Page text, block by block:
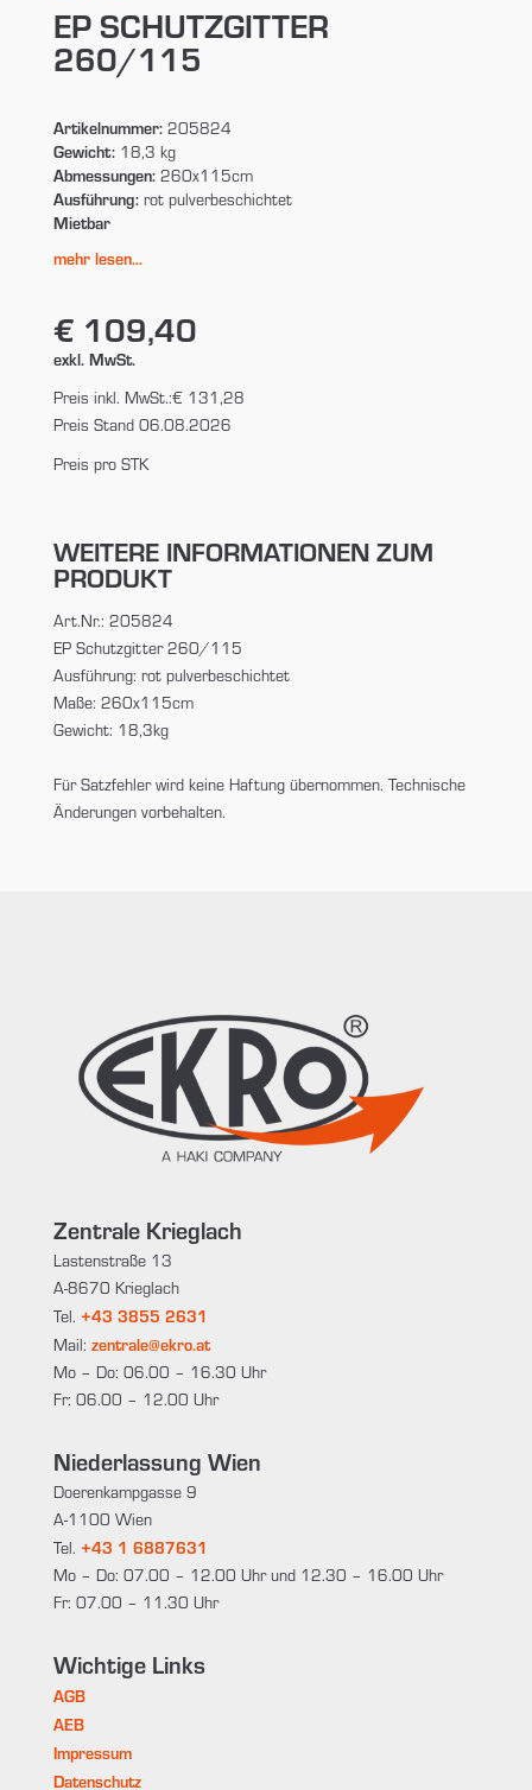
EP SCHUTZGITTER
260/115
Artikelnummer:205824
Gewicht:18,3 kg
Abmessungen:260x115cm
Ausführung:rot pulverbeschichtet
Mietbar
mehr lesen...
€ 109,40
exkl. MwSt.
Preis inkl. MwSt.:€ 131,28
Preis Stand 06.08.2026
Preis pro STK
WEITERE INFORMATIONEN ZUM
PRODUKT
Art.Nr.: 205824
EP Schutzgitter 260/115
Ausführung: rot pulverbeschichtet
Maße: 260x115cm
Gewicht: 18,3kg
Für Satzfehler wird keine Haftung übernommen. Technische
Änderungen vorbehalten.
Zentrale Krieglach
Lastenstraße 13
A-8670 Krieglach
Tel. +43 3855 2631
Mail: zentrale@ekro.at
Mo – Do: 06.00 – 16.30 Uhr
Fr: 06.00 – 12.00 Uhr
Niederlassung Wien
Doerenkampgasse 9
A-1100 Wien
Tel. +43 1 6887631
Mo – Do: 07.00 – 12.00 Uhr und 12.30 – 16.00 Uhr
Fr: 07.00 – 11.30 Uhr
Wichtige Links
AGB
AEB
Impressum
Datenschutz